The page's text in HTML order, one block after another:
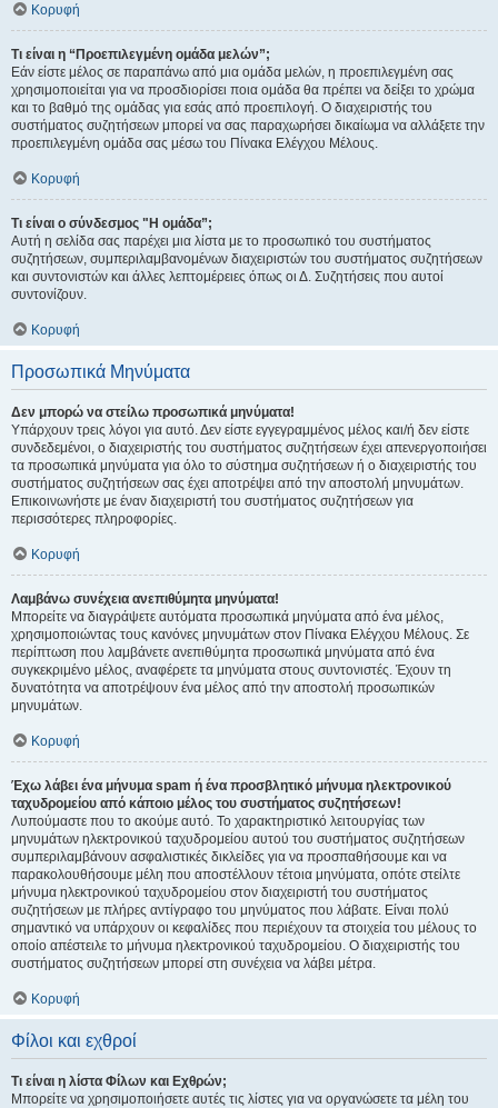
Κορυφή
Τι είναι η “Προεπιλεγμένη ομάδα μελών”;
Εάν είστε μέλος σε παραπάνω από μια ομάδα μελών, η προεπιλεγμένη σας
χρησιμοποιείται για να προσδιορίσει ποια ομάδα θα πρέπει να δείξει το χρώμα
και το βαθμό της ομάδας για εσάς από προεπιλογή. Ο διαχειριστής του
συστήματος συζητήσεων μπορεί να σας παραχωρήσει δικαίωμα να αλλάξετε την
προεπιλεγμένη ομάδα σας μέσω του Πίνακα Ελέγχου Μέλους.
Κορυφή
Τι είναι ο σύνδεσμος "Η ομάδα”;
Αυτή η σελίδα σας παρέχει μια λίστα με το προσωπικό του συστήματος
συζητήσεων, συμπεριλαμβανομένων διαχειριστών του συστήματος συζητήσεων
και συντονιστών και άλλες λεπτομέρειες όπως οι Δ. Συζητήσεις που αυτοί
συντονίζουν.
Κορυφή
Προσωπικά Μηνύματα
Δεν μπορώ να στείλω προσωπικά μηνύματα!
Υπάρχουν τρεις λόγοι για αυτό. Δεν είστε εγγεγραμμένος μέλος και/ή δεν είστε
συνδεδεμένοι, ο διαχειριστής του συστήματος συζητήσεων έχει απενεργοποιήσει
τα προσωπικά μηνύματα για όλο το σύστημα συζητήσεων ή ο διαχειριστής του
συστήματος συζητήσεων σας έχει αποτρέψει από την αποστολή μηνυμάτων.
Επικοινωνήστε με έναν διαχειριστή του συστήματος συζητήσεων για
περισσότερες πληροφορίες.
Κορυφή
Λαμβάνω συνέχεια ανεπιθύμητα μηνύματα!
Μπορείτε να διαγράψετε αυτόματα προσωπικά μηνύματα από ένα μέλος,
χρησιμοποιώντας τους κανόνες μηνυμάτων στον Πίνακα Ελέγχου Μέλους. Σε
περίπτωση που λαμβάνετε ανεπιθύμητα προσωπικά μηνύματα από ένα
συγκεκριμένο μέλος, αναφέρετε τα μηνύματα στους συντονιστές. Έχουν τη
δυνατότητα να αποτρέψουν ένα μέλος από την αποστολή προσωπικών
μηνυμάτων.
Κορυφή
Έχω λάβει ένα μήνυμα spam ή ένα προσβλητικό μήνυμα ηλεκτρονικού
ταχυδρομείου από κάποιο μέλος του συστήματος συζητήσεων!
Λυπούμαστε που το ακούμε αυτό. Το χαρακτηριστικό λειτουργίας των
μηνυμάτων ηλεκτρονικού ταχυδρομείου αυτού του συστήματος συζητήσεων
συμπεριλαμβάνουν ασφαλιστικές δικλείδες για να προσπαθήσουμε και να
παρακολουθήσουμε μέλη που αποστέλλουν τέτοια μηνύματα, οπότε στείλτε
μήνυμα ηλεκτρονικού ταχυδρομείου στον διαχειριστή του συστήματος
συζητήσεων με πλήρες αντίγραφο του μηνύματος που λάβατε. Είναι πολύ
σημαντικό να υπάρχουν οι κεφαλίδες που περιέχουν τα στοιχεία του μέλους το
οποίο απέστειλε το μήνυμα ηλεκτρονικού ταχυδρομείου. Ο διαχειριστής του
συστήματος συζητήσεων μπορεί στη συνέχεια να λάβει μέτρα.
Κορυφή
Φίλοι και εχθροί
Τι είναι η λίστα Φίλων και Εχθρών;
Μπορείτε να χρησιμοποιήσετε αυτές τις λίστες για να οργανώσετε τα μέλη του